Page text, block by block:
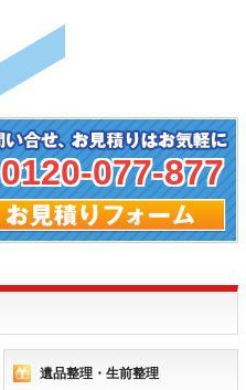
0120-077-877
遺品整理・生前整理